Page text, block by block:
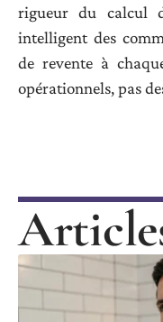
rigueur du calcul
intelligent des
de revente à
opérationnels, pas